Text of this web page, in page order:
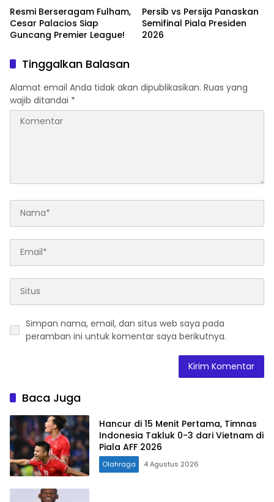
Resmi Berseragam Fulham,
Cesar Palacios Siap
Guncang Premier League!
Persib vs Persija Panaskan
Semifinal Piala Presiden
2026
Tinggalkan Balasan
Alamat email Anda tidak akan dipublikasikan. Ruas yang
wajib ditandai *
Simpan nama, email, dan situs web saya pada
peramban ini untuk komentar saya berikutnya.
Baca Juga
Hancur di 15 Menit Pertama, Timnas
Indonesia Takluk 0-3 dari Vietnam di
Piala AFF 2026
Olahraga 4 Agustus 2026